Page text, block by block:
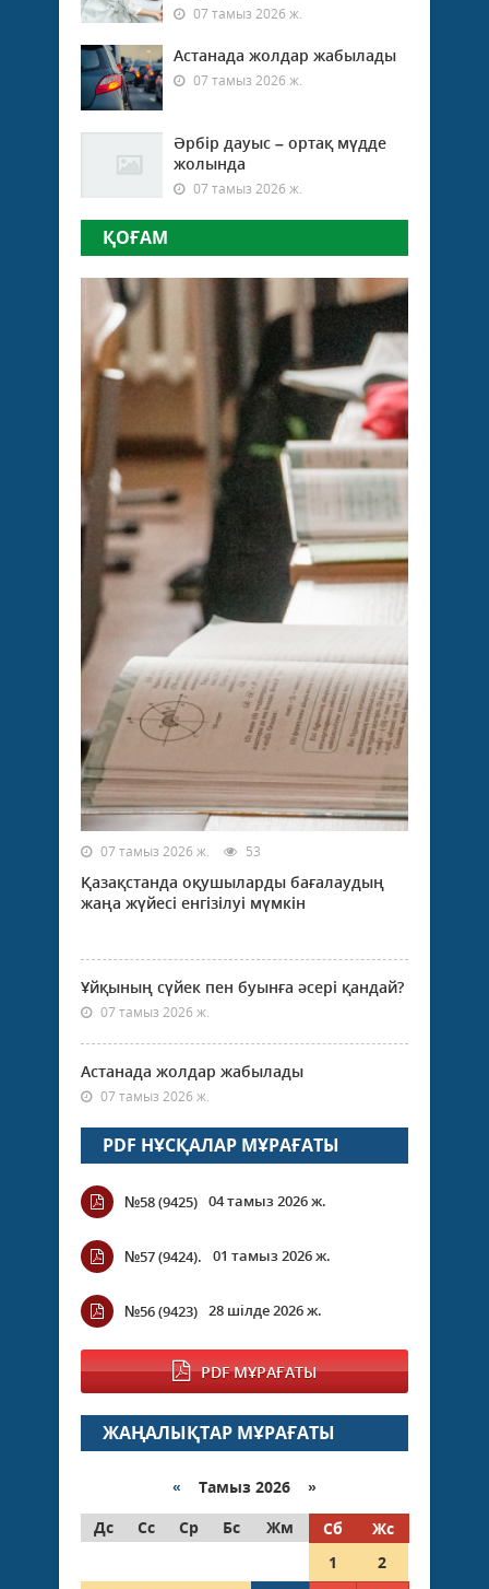
07 тамыз 2026 ж.
Астанада жолдар жабылады
07 тамыз 2026 ж.
Әрбір дауыс – ортақ мүдде
жолында
07 тамыз 2026 ж.
ҚОҒАМ
07 тамыз 2026 ж. 53
Қазақстанда оқушыларды бағалаудың
жаңа жүйесі енгізілуі мүмкін
Ұйқының сүйек пен буынға әсері қандай?
07 тамыз 2026 ж.
Астанада жолдар жабылады
07 тамыз 2026 ж.
PDF НҰСҚАЛАР МҰРАҒАТЫ
№58 (9425) 04 тамыз 2026 ж.
№57 (9424). 01 тамыз 2026 ж.
№56 (9423) 28 шілде 2026 ж.
PDF МҰРАҒАТЫ
ЖАҢАЛЫҚТАР МҰРАҒАТЫ
« Тамыз 2026 »
Дс
Сс Ср Бс Жм Сб
Жс
1
2